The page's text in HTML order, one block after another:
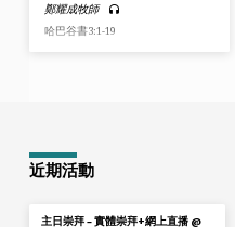
鄭耀成牧師
哈巴谷書3:1-19
近期活動
主日崇拜 – 實體崇拜+網上直播 @